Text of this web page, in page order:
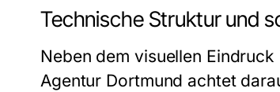
Technische Struktur und
Neben dem visuellen
Agentur Dortmund achtet